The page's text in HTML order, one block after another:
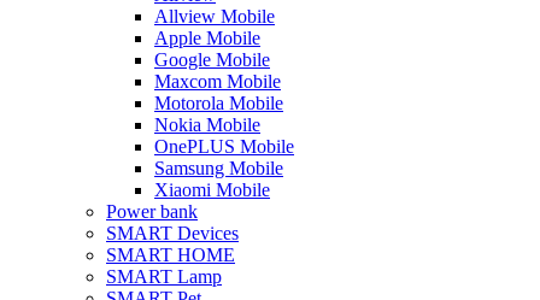
Allview Mobile
Apple Mobile
Google Mobile
Maxcom Mobile
Motorola Mobile
Nokia Mobile
OnePLUS Mobile
Samsung Mobile
Xiaomi Mobile
Power bank
SMART Devices
SMART HOME
SMART Lamp